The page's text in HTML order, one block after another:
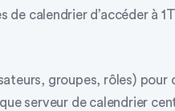
calendrier d’accéder à
groupes, rôles) pour
serveur de calendrier